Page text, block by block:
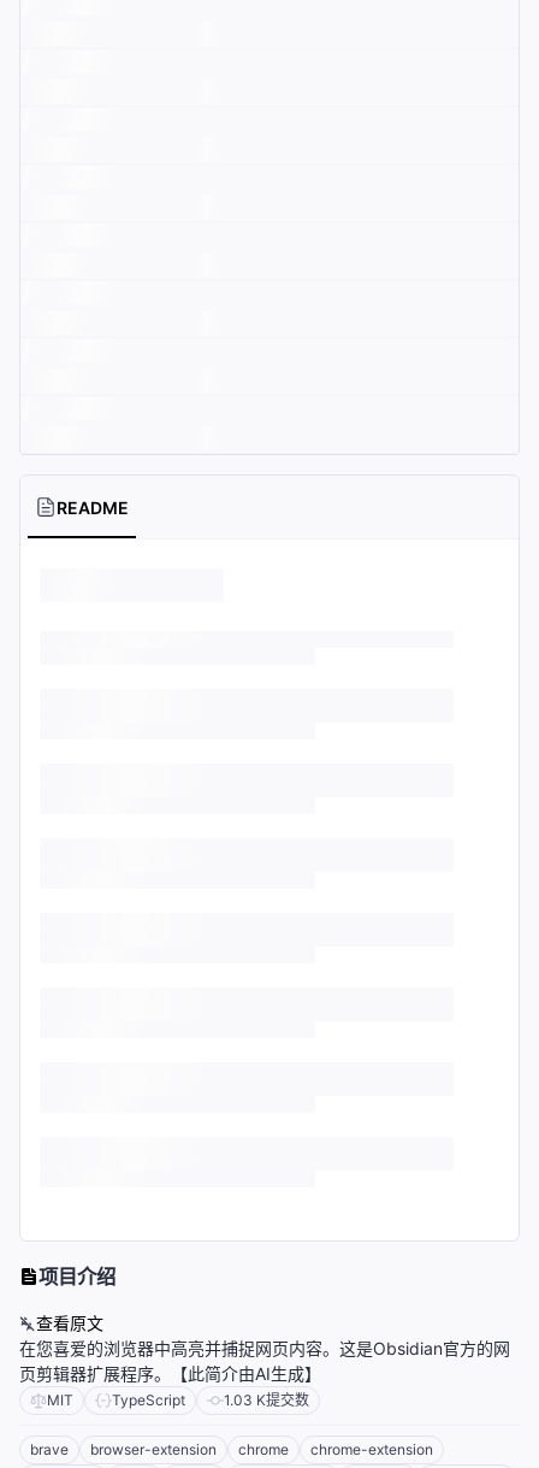
README
项目介绍
查看原文
在您喜爱的浏览器中高亮并捕捉网页内容。这是Obsidian官方的网
页剪辑器扩展程序。【此简介由AI生成】
MIT TypeScript 1.03 K提交数
brave browser-extension chrome
chrome-extension